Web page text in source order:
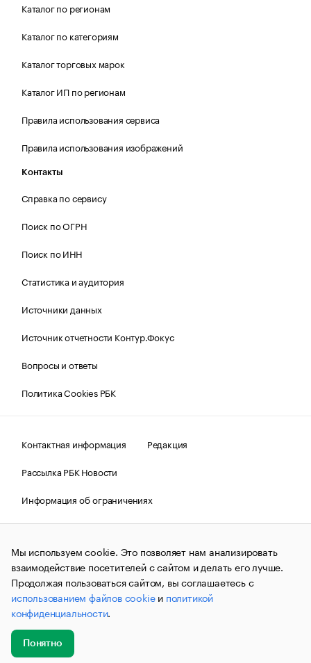
Каталог по регионам
Каталог по категориям
Каталог торговых марок
Каталог ИП по регионам
Правила использования сервиса
Правила использования изображений
Контакты
Справка по сервису
Поиск по ОГРН
Поиск по ИНН
Статистика и аудитория
Источники данных
Источник отчетности Контур.Фокус
Вопросы и ответы
Политика Cookies РБК
Контактная информация
Редакция
Рассылка РБК Новости
Информация об ограничениях
Правовая информация
О соблюдении авторских прав
© АО «РОСБИЗНЕСКОНСАЛТИНГ»,1995–2026.Сообщения
и материалы информационного агентства «РБК»
(зарегистрировано Федеральной службой по надзору в сфере
связи, информационных технологий и массовых
коммуникаций (Роскомнадзор) 09.12.2015 за номером ИА
№ФС77-63848) сопровождаются пометкой «РБК». Отдельные
публикации могут содержать информацию,
не предназначенную для пользователей
до 18 лет.
Мы используем cookie. Это позволяет нам анализировать
взаимодействие посетителей с сайтом и делать его лучше.
Продолжая пользоваться сайтом, вы соглашаетесь с
использованием файлов cookieи политикой
конфиденциальности.
Понятно